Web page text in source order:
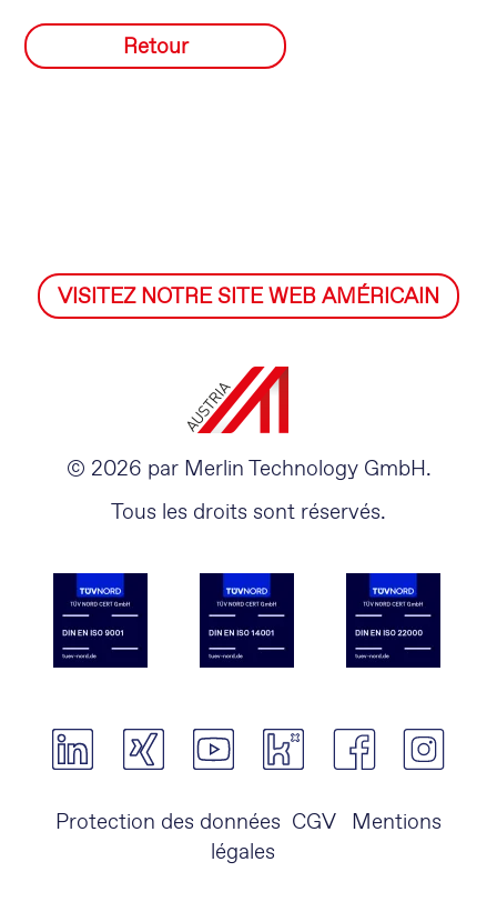
Retour
VISITEZ NOTRE SITE WEB AMÉRICAIN
© 2026 par Merlin Technology GmbH.
Tous les droits sont réservés.
Protection des données CGV
Mentions
légales